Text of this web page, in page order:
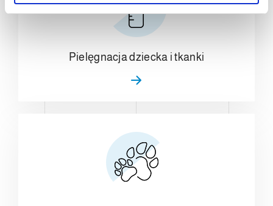
o
Pielęgnacja dziecka i tkanki